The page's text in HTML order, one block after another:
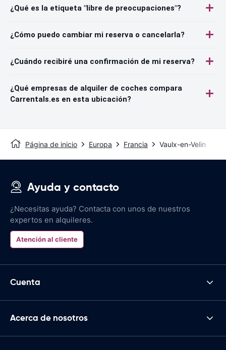
¿Qué es la etiqueta "libre de preocupaciones"?
¿Cómo puedo cambiar mi reserva o cancelarla?
¿Cuándo recibiré una confirmación de mi reserva?
¿Qué empresas de alquiler de coches compara
Carrentals.es en esta ubicación?
Página de inicio Europa Francia Vaulx-en-Velin
Ayuda y contacto
¿Necesitas ayuda? Contacta con unos de nuestros
expertos en alquileres.
Atención al cliente
Cuenta
Acerca de nosotros